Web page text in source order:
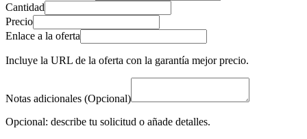
Cantidad
Precio
Enlace a la oferta
Incluye la URL de la oferta con la garantía mejor precio.
Notas adicionales (Opcional)
Opcional: describe tu solicitud o añade detalles.